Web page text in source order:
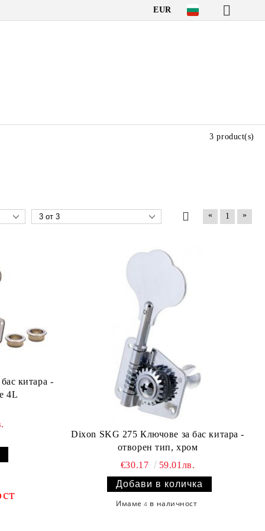
EUR
3 product(s)
« 1 »
китара -
4L
Dixon SKG 275 Ключове за бас китара -
отворен тип, хром
€30.17
59.01лв.
Имаме4 в наличност